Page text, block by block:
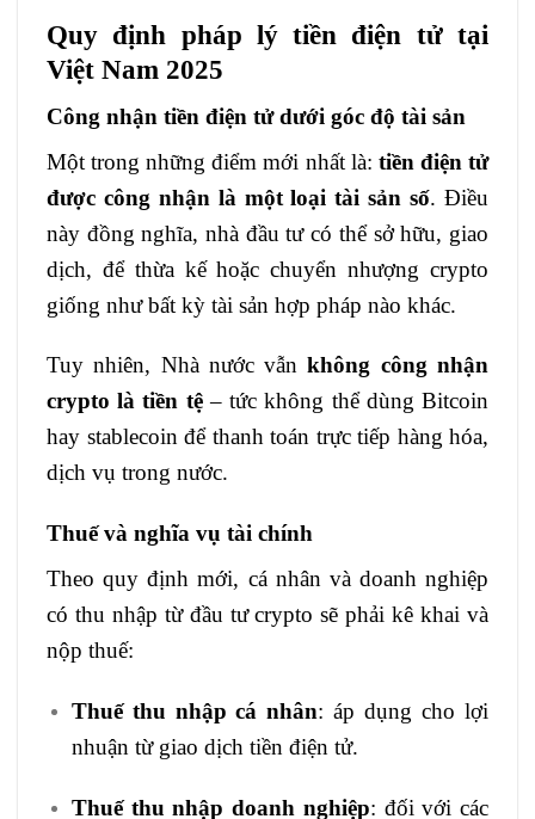
Quy định pháp lý tiền điện tử tại
Việt Nam 2025
Công nhận tiền điện tử dưới góc độ tài sản
Một trong những điểm mới nhất là: tiền điện tử
được công nhận là một loại tài sản số. Điều
này đồng nghĩa, nhà đầu tư có thể sở hữu, giao
dịch, để thừa kế hoặc chuyển nhượng crypto
giống như bất kỳ tài sản hợp pháp nào khác.
Tuy nhiên, Nhà nước vẫnkhông công nhận
crypto là tiền tệ– tức không thể dùng Bitcoin
hay stablecoin để thanh toán trực tiếp hàng hóa,
dịch vụ trong nước.
Thuế và nghĩa vụ tài chính
Theo quy định mới, cá nhân và doanh nghiệp
có thu nhập từ đầu tư crypto sẽ phải kê khai và
nộp thuế:
Thuế thu nhập cá nhân: áp dụng cho lợi
nhuận từ giao dịch tiền điện tử.
Thuế thu nhập doanh nghiệp: đối với các